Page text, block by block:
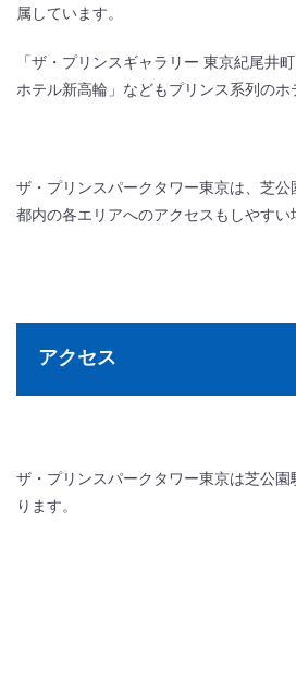
属しています。
「ザ・プリンスギャラリー 東京紀尾井
ホテル新高輪」などもプリンス系列のホ
ザ・プリンスパークタワー東京は、芝公
都内の各エリアへのアクセスもしやすい
アクセス
ザ・プリンスパークタワー東京は芝公
ります。